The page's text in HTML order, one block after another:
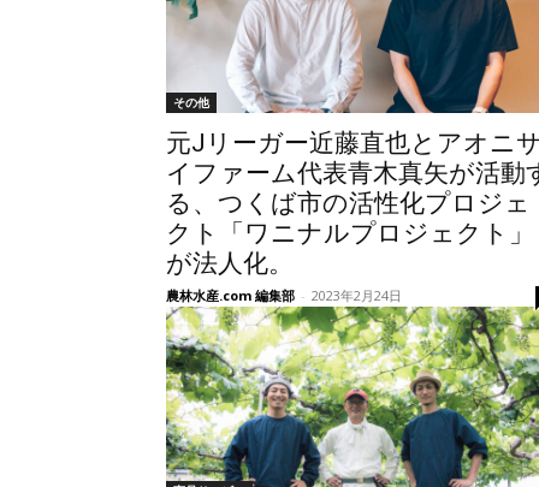
その他
元Jリーガー近藤直也とアオニ
イファーム代表青木真矢が活動
る、つくば市の活性化プロジェ
クト「ワニナルプロジェクト」
が法人化。
農林水産.com 編集部 - 2023年2月24日